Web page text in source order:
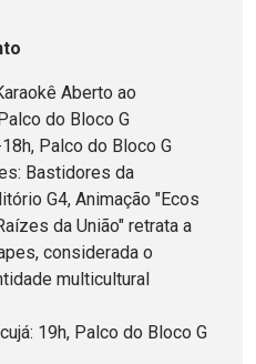
Aberto ao
do Bloco G
Palco do Bloco G
Bastidores da
G4, Animação "Ecos
da União" retrata a
considerada o
multicultural
19h, Palco do Bloco G